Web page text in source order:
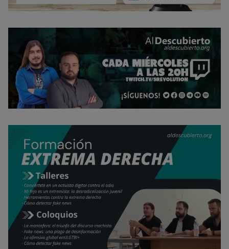
Rechazar cookies Política de cookies